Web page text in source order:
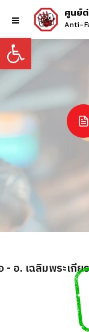
Open toolbar
ศูนย์ต่
Anti-
อ. เฉลิมพระเกี